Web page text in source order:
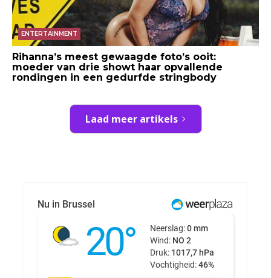
ENTERTAINMENT
Rihanna’s meest gewaagde foto’s ooit:
moeder van drie showt haar opvallende
rondingen in een gedurfde stringbody
Laad meer artikels